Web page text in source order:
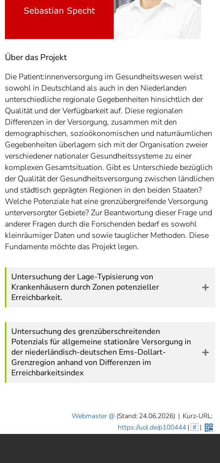
Über das Projekt
Die Patient:innenversorgung im Gesundheitswesen weist
sowohl in Deutschland als auch in den Niederlanden
unterschiedliche regionale Gegebenheiten hinsichtlich der
Qualität und der Verfügbarkeit auf. Diese regionalen
Differenzen in der Versorgung, zusammen mit den
demographischen, sozioökonomischen und naturräumlichen
Gegebenheiten überlagern sich mit der Organisation zweier
verschiedener nationaler Gesundheitssysteme zu einer
komplexen Gesamtsituation. Gibt es Unterschiede bezüglich
der Qualität der Gesundheitsversorgung zwischen ländlichen
und städtisch geprägten Regionen in den beiden Staaten?
Welche Potenziale hat eine grenzübergreifende Versorgung
unterversorgter Gebiete? Zur Beantwortung dieser Frage und
anderer Fragen durch die Forschenden bedarf es sowohl
kleinräumiger Daten und sowie tauglicher Methoden. Diese
Fundamente möchte das Projekt legen.
Untersuchung der Lage-Typisierung von
Krankenhäusern durch Zonen potenzieller
Erreichbarkeit.
Untersuchung des grenzüberschreitenden
Potenzials für allgemeine stationäre Versorgung in
der niederländisch-deutschen Ems-Dollart-
Grenzregion anhand von Differenzen im
Erreichbarkeitsindex
Webmaster (Stand: 24.06.2026) | Kurz-URL:
https://uol.de/p100444| # |